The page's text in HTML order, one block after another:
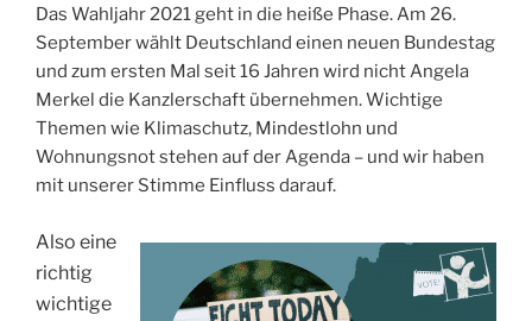
Das Wahljahr 2021 geht in die heiße Phase. Am 26.
September wählt Deutschland einen neuen Bundestag
und zum ersten Mal seit 16 Jahren wird nicht Angela
Merkel die Kanzlerschaft übernehmen. Wichtige
Themen wie Klimaschutz, Mindestlohn und
Wohnungsnot stehen auf der Agenda – und wir haben
mit unserer Stimme Einfluss darauf.
Also eine
richtig
wichtige